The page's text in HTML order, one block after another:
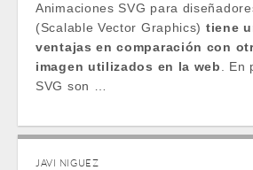
Animaciones SVG para
(Scalable Vector Graphics) tiene
ventajas en comparación con
imagen utilizados en la web
.
SVG son …
JAVI NIGUEZ